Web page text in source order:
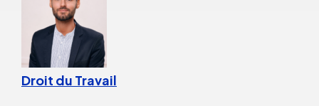
Droit du Travail